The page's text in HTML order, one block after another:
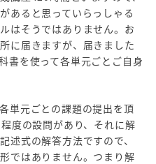
あると思っていらっしゃる
はそうではありません。お
に届きますが、届きました
書を使って各単元ごとご自身
単元ごとの課題の提出を頂
度の設問があり、それに解
述式の解答方法ですので、
ではありません。つまり解